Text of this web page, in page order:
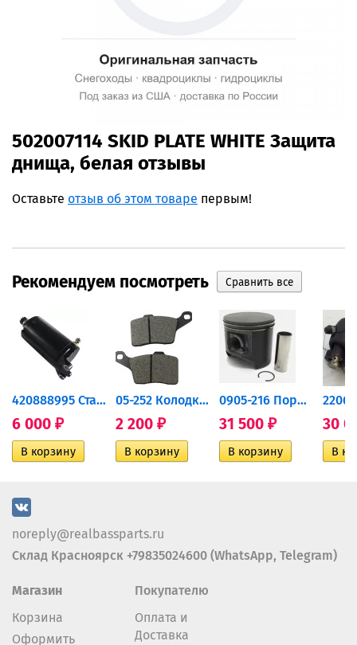
502007114 SKID PLATE WHITE Защита
днища, белая отзывы
Оставьте отзыв об этом товаре первым!
Рекомендуем посмотреть
420888995 Стартер для...
6 000 ₽
05-252 Колодки тормозные...
2 200 ₽
0905-216 Поршень Arctic Cat...
31 500 ₽ 30
noreply@realbassparts.ru
Склад Красноярск +79835024600 (WhatsApp, Telegram)
Магазин
Корзина
Оформить
Покупателю
Оплата и
Доставка